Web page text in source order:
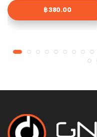
฿ 380.00